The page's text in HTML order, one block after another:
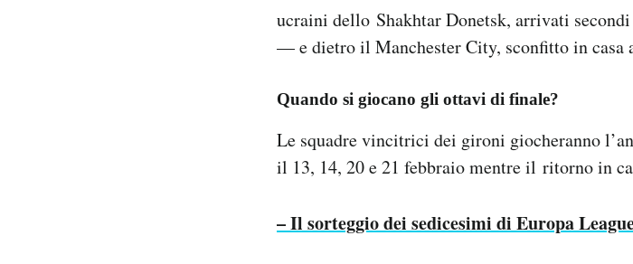
ucraini dello Shakhtar Donetsk, arrivati
— e dietro il Manchester City, sconfitto in casa
Quando si giocano gli ottavi di finale?
Le squadre vincitrici dei gironi giocheranno
il 13, 14, 20 e 21 febbraio mentre il ritorno in
– Il sorteggio dei sedicesimi di Europa